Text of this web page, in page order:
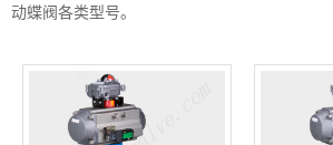
动蝶阀各类型号。